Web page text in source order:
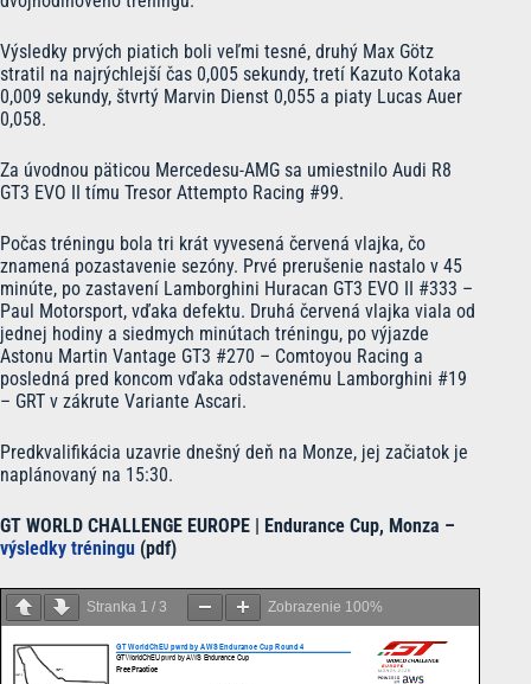
Výsledky prvých piatich boli veľmi tesné, druhý Max Götz
stratil na najrýchlejší čas 0,005 sekundy, tretí Kazuto Kotaka
0,009 sekundy, štvrtý Marvin Dienst 0,055 a piaty Lucas Auer
0,058.
Za úvodnou päticou Mercedesu-AMG sa umiestnilo Audi R8
GT3 EVO II tímu Tresor Attempto Racing #99.
Počas tréningu bola tri krát vyvesená červená vlajka, čo
znamená pozastavenie sezóny. Prvé prerušenie nastalo v 45
minúte, po zastavení Lamborghini Huracan GT3 EVO II #333 –
Paul Motorsport, vďaka defektu. Druhá červená vlajka viala od
jednej hodiny a siedmych minútach tréningu, po výjazde
Astonu Martin Vantage GT3 #270 – Comtoyou Racing a
posledná pred koncom vďaka odstavenému Lamborghini #19
– GRT v zákrute Variante Ascari.
Predkvalifikácia uzavrie dnešný deň na Monze, jej začiatok je
naplánovaný na 15:30.
GT WORLD CHALLENGE EUROPE | Endurance Cup, Monza –
výsledky tréningu (pdf)
Stranka 1 / 3 Zobrazenie 100%